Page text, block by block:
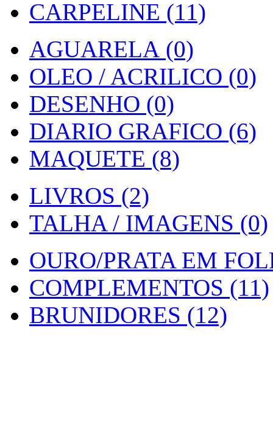
CARPELINE (11)
AGUARELA (0)
OLEO / ACRILICO (0)
DESENHO (0)
DIARIO GRAFICO (6)
MAQUETE (8)
LIVROS (2)
TALHA / IMAGENS (0)
OURO/PRATA EM
COMPLEMENTOS (11)
BRUNIDORES (12)